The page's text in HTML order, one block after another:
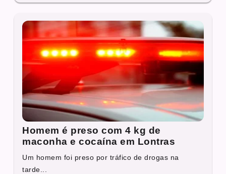
Homem é preso com 4 kg de
maconha e cocaína em Lontras
Um homem foi preso por tráfico de drogas na
tarde...